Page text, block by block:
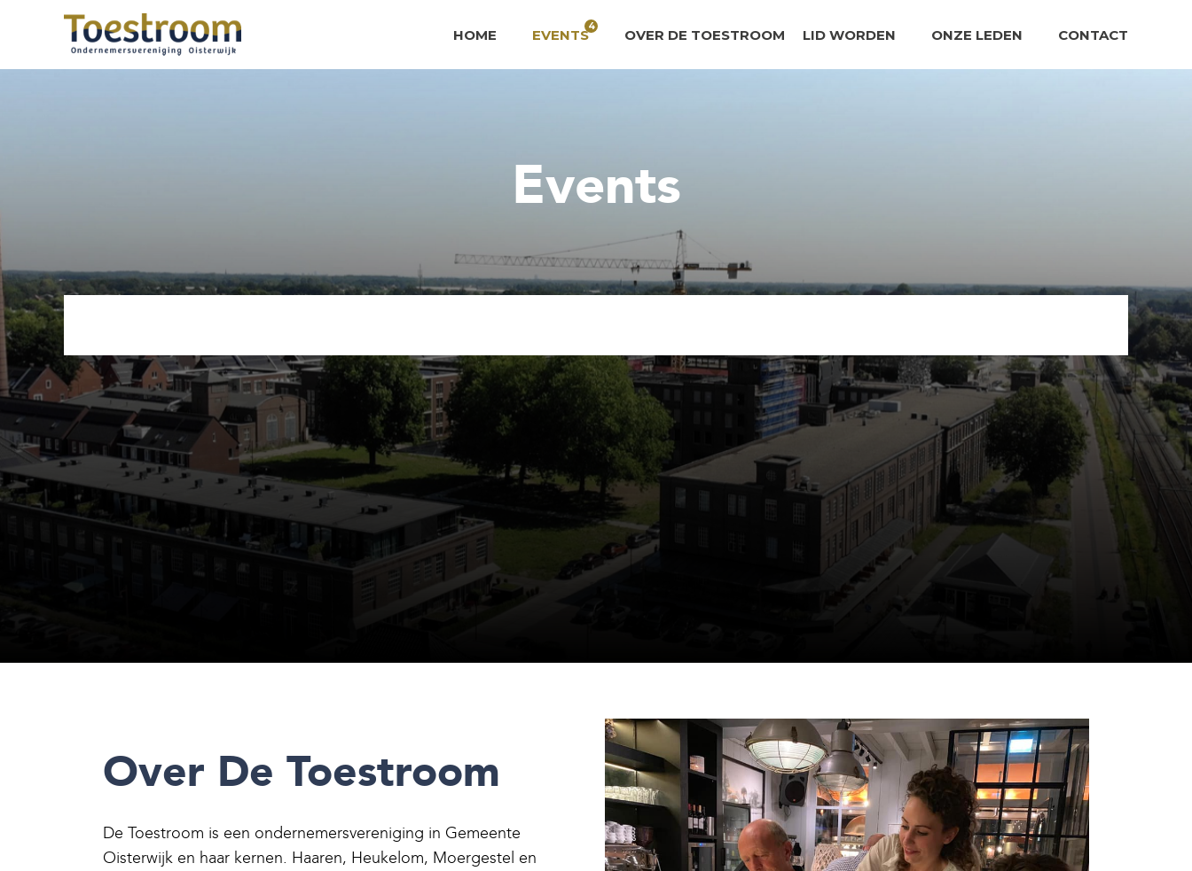
HOME EVENTS
4
OVER DE TOESTROOM LID WORDEN ONZE LEDEN CONTACT
Events
Over De Toestroom
De Toestroom is een ondernemersvereniging in Gemeente
Oisterwijk en haar kernen. Haaren, Heukelom, Moergestel en